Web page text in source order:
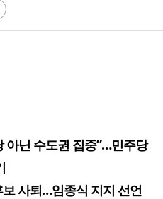
아닌 수도권 집중”…민주당
사퇴…임종식 지지 선언